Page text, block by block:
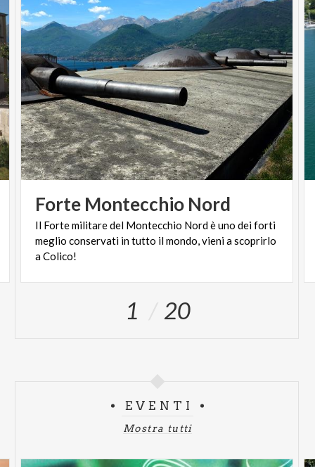
Forte Montecchio Nord
Il Forte militare del Montecchio Nord è uno dei forti
meglio conservati in tutto il mondo, vieni a scoprirlo
a Colico!
1 20
EVENTI
Mostra tutti